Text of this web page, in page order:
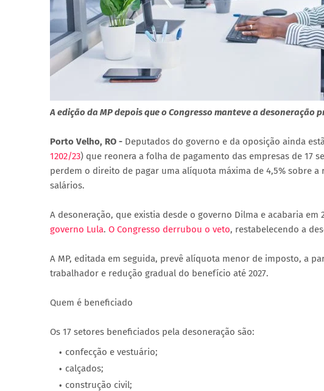
A edição da MP depois que o Congresso manteve a
Porto Velho, RO - Deputados do governo e da oposição ainda
1202/23) que reonera a folha de pagamento das empresas de 17
perdem o direito de pagar uma alíquota máxima de 4,5% sobre
salários.
A desoneração, que existia desde o governo Dilma e acabaria
governo Lula. O Congresso derrubou o veto, restabelecendo a
A MP, editada em seguida, prevê alíquota menor de imposto, a
trabalhador e redução gradual do benefício até 2027.
Quem é beneficiado
Os 17 setores beneficiados pela desoneração são:
confecção e vestuário;
calçados;
construção civil;